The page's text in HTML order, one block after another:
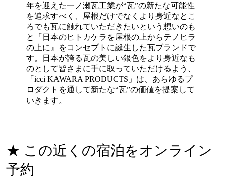
年を迎えた一ノ瀬瓦工業が“瓦”の新たな可能性
を追求すべく、屋根だけでなくより身近なとこ
ろでも瓦に触れていただきたいという想いのも
と『日本のヒトカケラを屋根の上からテノヒラ
の上に』をコンセプトに誕生した瓦ブランドで
す。日本が誇る瓦の美しい銀色をより身近なも
のとして皆さまに手に取っていただけるよう、
「icci KAWARA PRODUCTS」は、あらゆるプ
ロダクトを通して新たな“瓦”の価値を提案して
いきます。
★ この近くの宿泊をオンライン
予約